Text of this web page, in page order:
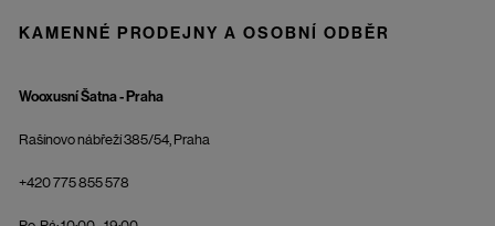
KAMENNÉ PRODEJNY A OSOBNÍ ODBĚR
Wooxusní Šatna - Praha
Rašínovo nábřeží 385/54, Praha
+420 775 855 578